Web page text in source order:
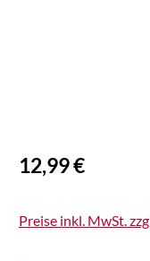
Regulärer Preis:
12,99 €
Preise inkl. MwSt.